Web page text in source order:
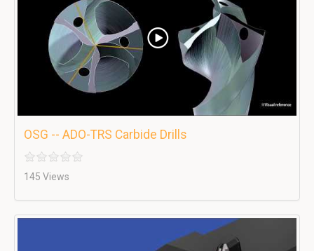
OSG -- ADO-TRS Carbide Drills
145 Views